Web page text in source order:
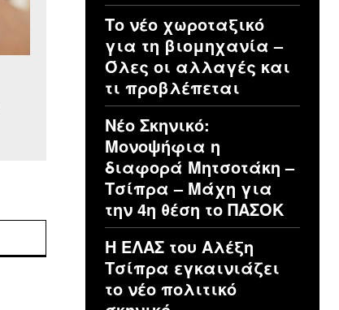
Ιστοσελίδα:
Το νέο χωροταξικό
για τη βιομηχανία –
Όλες οι αλλαγές και
τι προβλέπεται
Νέο Σκηνικό:
Μονοψήφια η
διαφορά Μητσοτάκη –
Τσίπρα – Μάχη για
την 4η θέση το ΠΑΣΟΚ
Η ΕΛΑΣ του Αλέξη
Τσίπρα εγκαινιάζει
το νέο πολιτικό